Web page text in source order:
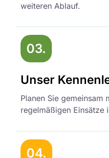
weiteren Ablauf.
03.
Unser
Planen Sie gemeinsam
regelmäßigen Einsätze
04.